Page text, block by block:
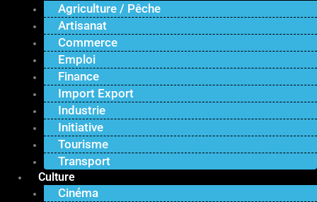
Agriculture / Pêche
Artisanat
Commerce
Emploi
Finance
Import Export
Industrie
Initiative
Tourisme
Transport
Culture
Cinéma